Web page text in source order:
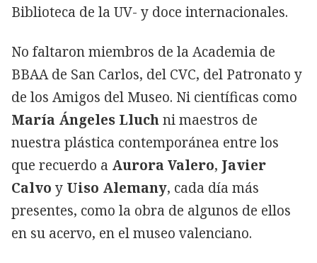
Biblioteca de la UV- y doce internacionales.
No faltaron miembros de la Academia de
BBAA de San Carlos, del CVC, del Patronato y
de los Amigos del Museo. Ni científicas como
María Ángeles Lluchni maestros de
nuestra plástica contemporánea entre los
que recuerdo a Aurora Valero, Javier
Calvo y Uiso Alemany, cada día más
presentes, como la obra de algunos de ellos
en su acervo, en el museo valenciano.